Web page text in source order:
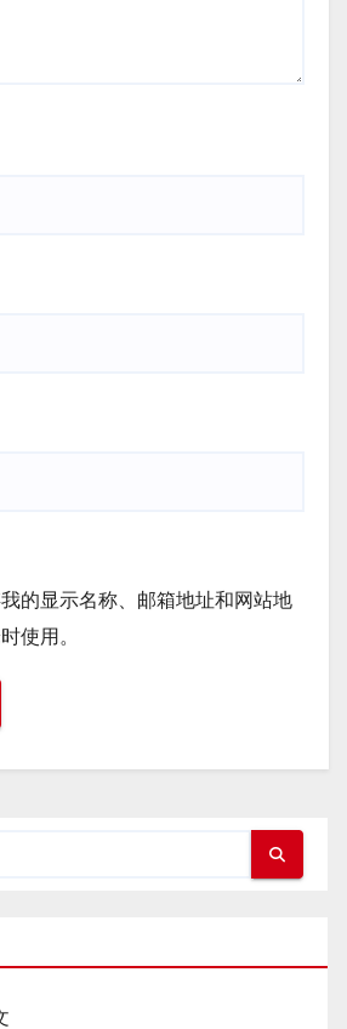
的显示名称、邮箱地址和网站地
使用。